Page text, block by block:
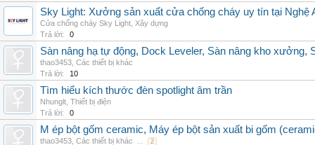
Sky Light: Xưởng sản xuất cửa chống cháy uy tín tại Nghệ
Cửa chống cháy Sky Light Xây dựng
Trả lời:
0
Sàn nâng hạ tự động, Dock Leveler, Sàn nâng kho xưởng,
thao3453 Các thiết bị khác
Trả lời:
10
Tìm hiểu kích thước đèn spotlight âm trần
Nhunglt Thiết bị điện
Trả lời:
0
M ép bột gốm ceramic, Máy ép bột sản xuất bi gốm
thao3453 Các thiết bị khác ... 2